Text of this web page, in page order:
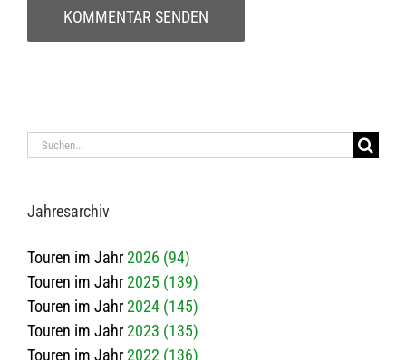
Suche
Jah­res­ar­chiv
Touren im Jahr2026 (94)
Touren im Jahr2025 (139)
Touren im Jahr2024 (145)
Touren im Jahr2023 (135)
Touren im Jahr2022 (136)